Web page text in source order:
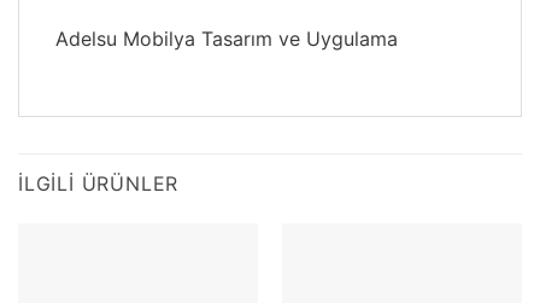
Adelsu Mobilya Tasarım ve Uygulama
İLGILI ÜRÜNLER